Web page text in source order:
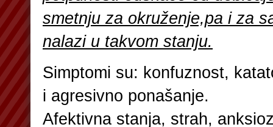
smetnju za okruženje,pa i za
nalazi u takvom stanju.
Simptomi su: konfuznost,
i agresivno ponašanje.
Afektivna stanja, strah,